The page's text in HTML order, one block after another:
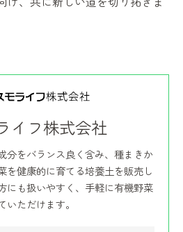
イフ株式会社
分をバランス良く含み、種まきか
を健康的に育てる培養土を販売し
にも扱いやすく、手軽に有機野菜
ただけます。